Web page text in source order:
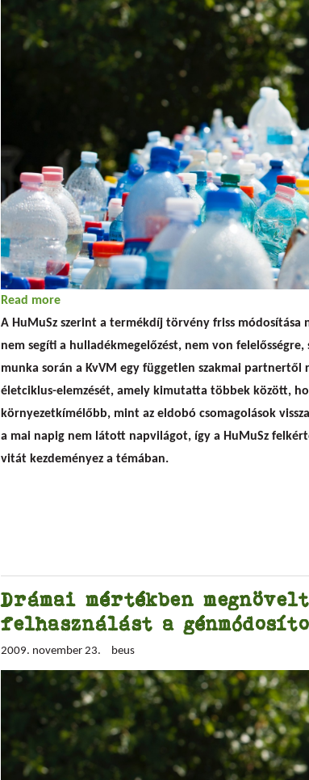
Read more
A HuMuSz szerint a termékdíj törvény friss módosítása
nem segíti a hulladékmegelőzést, nem von
munka során a KvVM egy független szakmai partnertől
életciklus-elemzését, amely kimutatta többek között,
környezetkímélőbb, mint az eldobó csomagolások
a mai napig nem látott napvilágot, így a HuMuSz
vitát kezdeményez a témában.
Drámai mértékben
felhasználást a
2009. november 23. beus